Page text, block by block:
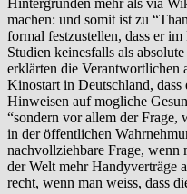
Hintergründen mehr als via
machen: und somit ist zu
formal festzustellen, dass er
Studien keinesfalls als
erklärten die Verantwortlichen
Kinostart in Deutschland,
Hinweisen auf mogliche
“sondern vor allem der Frage,
in der öffentlichen
nachvollziehbare Frage, wenn
der Welt mehr Handyverträge
recht, wenn man weiss, dass